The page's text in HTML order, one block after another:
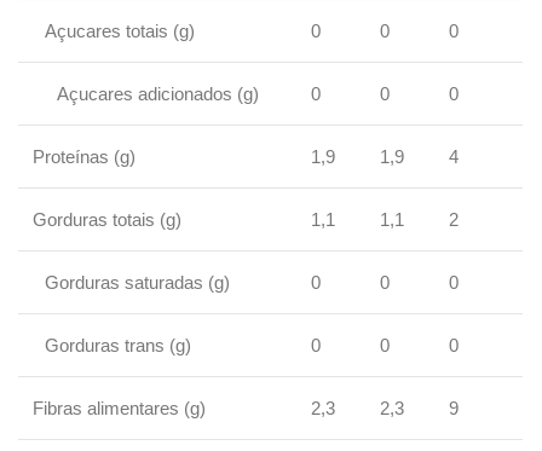
Açucares totais (g) 0 0 0
Açucares adicionados (g) 0 0 0
Proteínas (g) 1,9 1,9 4
Gorduras totais (g) 1,1 1,1 2
Gorduras saturadas (g) 0 0 0
Gorduras trans (g) 0 0 0
Fibras alimentares (g) 2,3 2,3 9